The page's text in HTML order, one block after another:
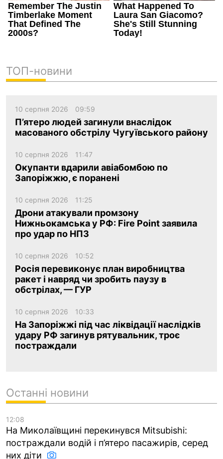
ТОП-новини
10 серпня 2026 09:59
П’ятеро людей загинули внаслідок
масованого обстрілу Чугуївського району
10 серпня 2026 11:47
Окупанти вдарили авіабомбою по
Запоріжжю, є поранені
10 серпня 2026 11:25
Дрони атакували промзону
Нижньокамська у РФ: Fire Point заявила
про удар по НПЗ
10 серпня 2026 10:52
Росія перевиконує план виробництва
ракет і навряд чи зробить паузу в
обстрілах, — ГУР
10 серпня 2026 10:33
На Запоріжжі під час ліквідації наслідків
удару РФ загинув рятувальник, троє
постраждали
Останні новини
12:08
На Миколаївщині перекинувся Mitsubishi:
постраждали водій і п’ятеро пасажирів, серед
них діти